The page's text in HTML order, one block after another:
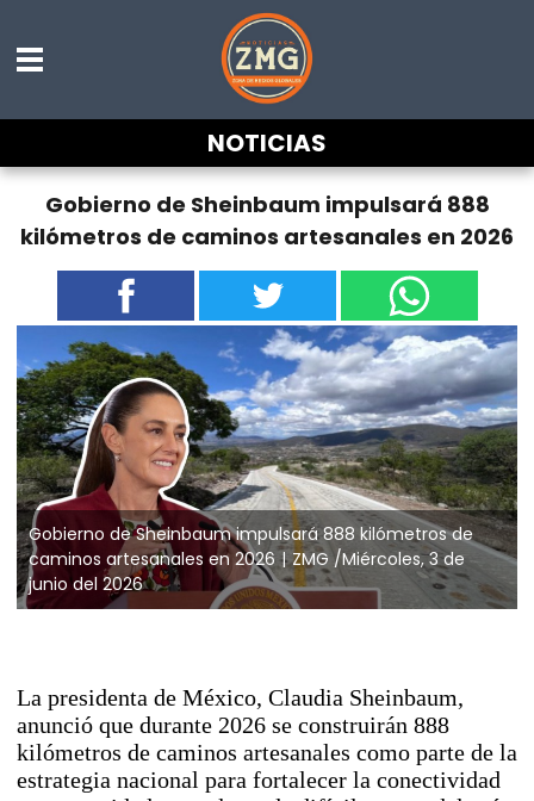
NOTICIAS
Gobierno de Sheinbaum impulsará 888
kilómetros de caminos artesanales en 2026
Gobierno de Sheinbaum impulsará 888 kilómetros de
caminos artesanales en 2026
ZMG /Miércoles, 3 de
junio del 2026
La presidenta de México, Claudia Sheinbaum,
anunció que durante 2026 se construirán 888
kilómetros de caminos artesanales como parte de la
estrategia nacional para fortalecer la conectividad